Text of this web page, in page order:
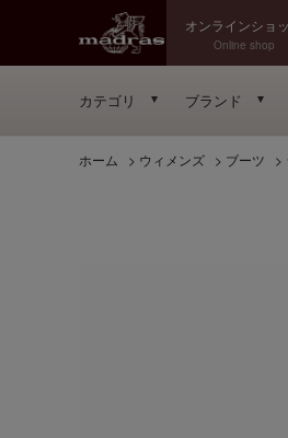
オンラインショ
Online shop
カテゴリ ブランド
ホーム > ウィメンズ > ブーツ >